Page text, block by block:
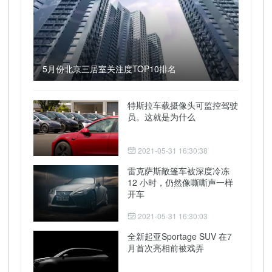
5月份北京三居室关注度TOP10排名
特斯拉车载摄像头可监控驾驶
员。这就是为什么
2021-05-31 16:30:38
雷克萨斯敞篷车被深度冷冻
12 小时，仍然像嘶嘶声一样
开车
2021-05-31 16:30:03
全新起亚Sportage SUV 在7
月首次亮相前被戏弄